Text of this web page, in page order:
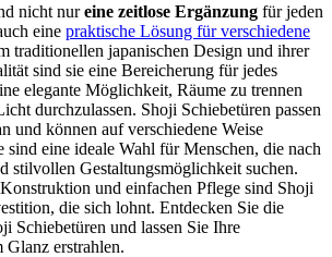
nicht nureine zeitlose Ergänzung für jeden
eine praktische Lösung für verschiedene
traditionellen japanischen Design und ihrer
sind sie eine Bereicherung für jedes
elegante Möglichkeit, Räume zu trennen
durchzulassen. Shoji Schiebetüren passen
und können auf verschiedene Weise
sind eine ideale Wahl für Menschen, die nach
stilvollen Gestaltungsmöglichkeit suchen.
und einfachen Pflege sind Shoji
die sich lohnt. Entdecken Sie die
Schiebetüren und lassen Sie Ihre
Glanz erstrahlen.